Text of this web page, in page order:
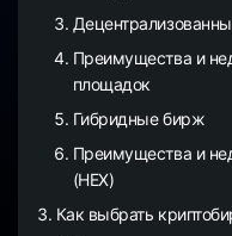
Преимущества и
площадок
Гибридные бирж
Преимущества и
(HEX)
Как выбрать